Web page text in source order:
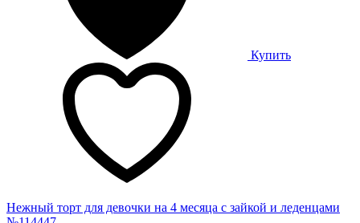
Купить
Нежный торт для девочки на 4 месяца с зайкой и леденцами